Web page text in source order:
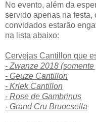
No evento, além da
servido apenas na
convidados estarão
na lista abaixo:
Cervejas Cantillon que
- Zwanze 2018
- Geuze Cantillon
- Kriek Cantillon
- Rose de Gambrinus
- Grand Cru Bruocsella